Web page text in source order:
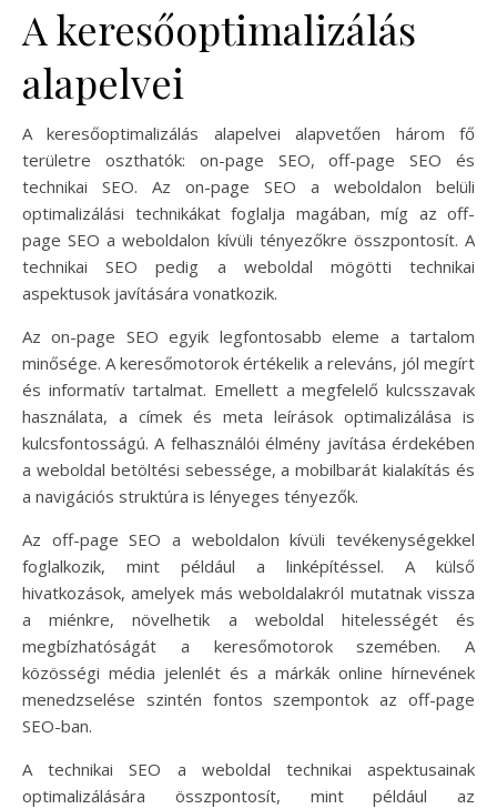
A keresőoptimalizálás
alapelvei
A keresőoptimalizálás alapelvei alapvetően három fő
területre oszthatók: on-page SEO, off-page SEO és
technikai SEO. Az on-page SEO a weboldalon belüli
optimalizálási technikákat foglalja magában, míg az off-
page SEO a weboldalon kívüli tényezőkre összpontosít. A
technikai SEO pedig a weboldal mögötti technikai
aspektusok javítására vonatkozik.
Az on-page SEO egyik legfontosabb eleme a tartalom
minősége. A keresőmotorok értékelik a releváns, jól megírt
és informatív tartalmat. Emellett a megfelelő kulcsszavak
használata, a címek és meta leírások optimalizálása is
kulcsfontosságú. A felhasználói élmény javítása érdekében
a weboldal betöltési sebessége, a mobilbarát kialakítás és
a navigációs struktúra is lényeges tényezők.
Az off-page SEO a weboldalon kívüli tevékenységekkel
foglalkozik, mint például a linképítéssel. A külső
hivatkozások, amelyek más weboldalakról mutatnak vissza
a miénkre, növelhetik a weboldal hitelességét és
megbízhatóságát a keresőmotorok szemében. A
közösségi média jelenlét és a márkák online hírnevének
menedzselése szintén fontos szempontok az off-page
SEO-ban.
A technikai SEO a weboldal technikai aspektusainak
optimalizálására összpontosít, mint például az